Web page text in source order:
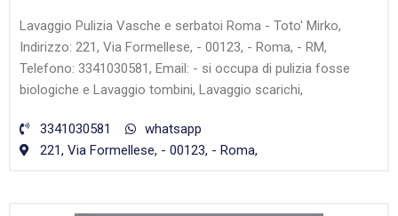
Lavaggio Pulizia Vasche e serbatoi Roma - Toto' Mirko,
Indirizzo: 221, Via Formellese, - 00123, - Roma, - RM,
Telefono: 3341030581, Email: - si occupa di pulizia fosse
biologiche e Lavaggio tombini, Lavaggio scarichi,
3341030581
whatsapp
221, Via Formellese, - 00123, - Roma,